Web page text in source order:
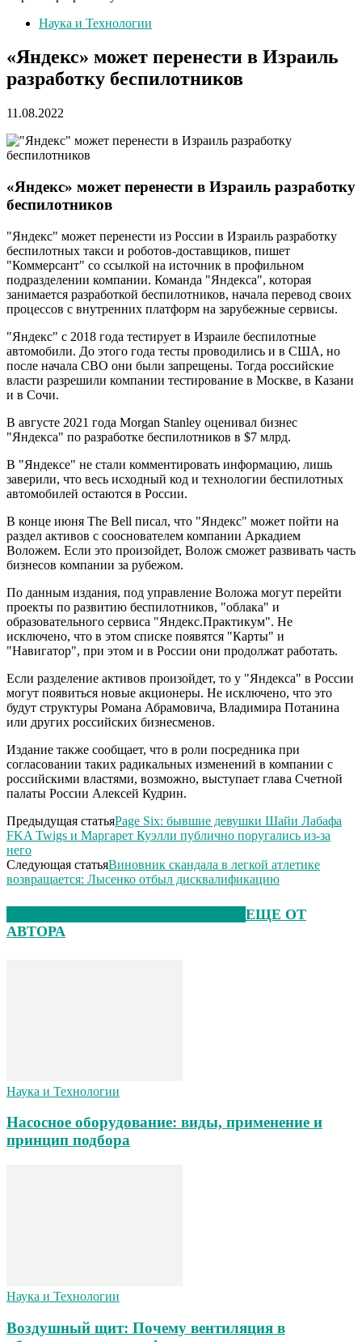
Наука и Технологии
«Яндекс» может перенести в Израиль
разработку беспилотников
11.08.2022
«Яндекс» может перенести в Израиль разработку
беспилотников
"Яндекс" может перенести из России в Израиль разработку
беспилотных такси и роботов-доставщиков, пишет
"Коммерсант" со ссылкой на источник в профильном
подразделении компании. Команда "Яндекса", которая
занимается разработкой беспилотников, начала перевод своих
процессов с внутренних платформ на зарубежные сервисы.
"Яндекс" с 2018 года тестирует в Израиле беспилотные
автомобили. До этого года тесты проводились и в США, но
после начала СВО они были запрещены. Тогда российские
власти разрешили компании тестирование в Москве, в Казани
и в Сочи.
В августе 2021 года Morgan Stanley оценивал бизнес
"Яндекса" по разработке беспилотников в $7 млрд.
В "Яндексе" не стали комментировать информацию, лишь
заверили, что весь исходный код и технологии беспилотных
автомобилей остаются в России.
В конце июня The Bell писал, что "Яндекс" может пойти на
раздел активов с сооснователем компании Аркадием
Воложем. Если это произойдет, Волож сможет развивать часть
бизнесов компании за рубежом.
По данным издания, под управление Воложа могут перейти
проекты по развитию беспилотников, "облака" и
образовательного сервиса "Яндекс.Практикум". Не
исключено, что в этом списке появятся "Карты" и
"Навигатор", при этом и в России они продолжат работать.
Если разделение активов произойдет, то у "Яндекса" в России
могут появиться новые акционеры. Не исключено, что это
будут структуры Романа Абрамовича, Владимира Потанина
или других российских бизнесменов.
Издание также сообщает, что в роли посредника при
согласовании таких радикальных изменений в компании с
российскими властями, возможно, выступает глава Счетной
палаты России Алексей Кудрин.
Предыдущая статьяPage Six: бывшие девушки Шайи Лабафа
FKA Twigs и Маргарет Куэлли публично поругались из-за
него
Следующая статьяВиновник скандала в легкой атлетике
возвращается: Лысенко отбыл дисквалификацию
ЕЩЕ ОТ
АВТОРА
Наука и Технологии
Насосное оборудование: виды, применение и
принцип подбора
Наука и Технологии
Воздушный щит: Почему вентиляция в